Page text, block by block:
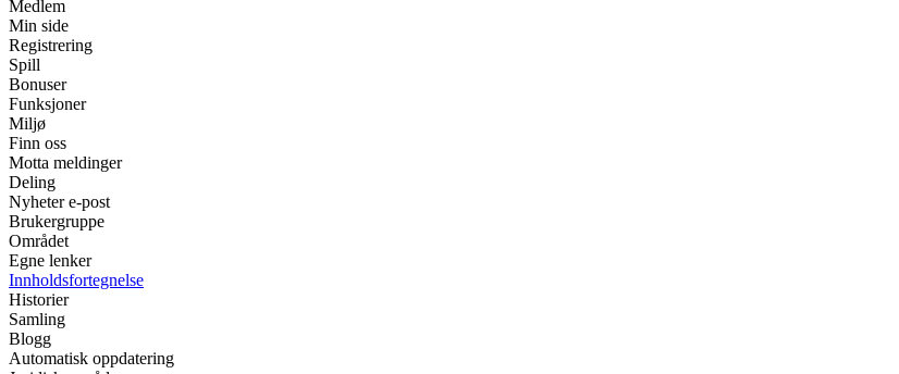
Medlem
Min side
Registrering
Spill
Bonuser
Funksjoner
Miljø
Finn oss
Motta meldinger
Deling
Nyheter e-post
Brukergruppe
Området
Egne lenker
Innholdsfortegnelse
Historier
Samling
Blogg
Automatisk oppdatering